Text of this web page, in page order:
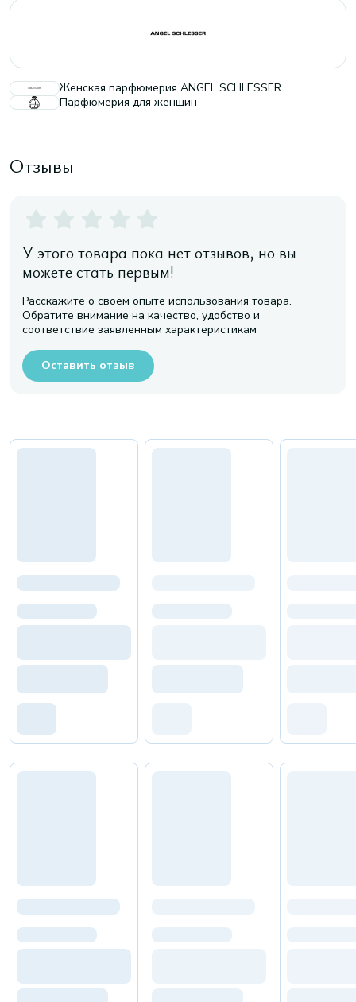
Женская парфюмерия ANGEL SCHLESSER
Парфюмерия для женщин
Отзывы
У этого товара пока нет отзывов, но вы
можете стать первым!
Расскажите о своем опыте использования товара.
Обратите внимание на качество, удобство и
соответствие заявленным характеристикам
Оставить отзыв